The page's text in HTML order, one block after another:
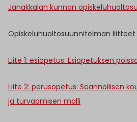
Janakkalan kunnan
Opiskeluhuoltosuunnitelman liitteet
Liite 1: esiopetus: Esiopetuksen
Liite 2: perusopetus: Säännöllisen
ja turvaamisen malli